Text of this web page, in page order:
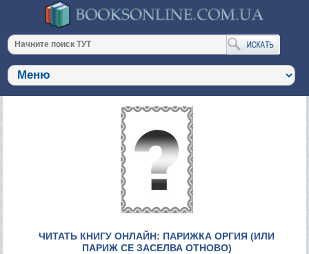
ЧИТАТЬ КНИГУ ОНЛАЙН: ПАРИЖКА ОРГИЯ (ИЛИ
ПАРИЖ СЕ ЗАСЕЛВА ОТНОВО)